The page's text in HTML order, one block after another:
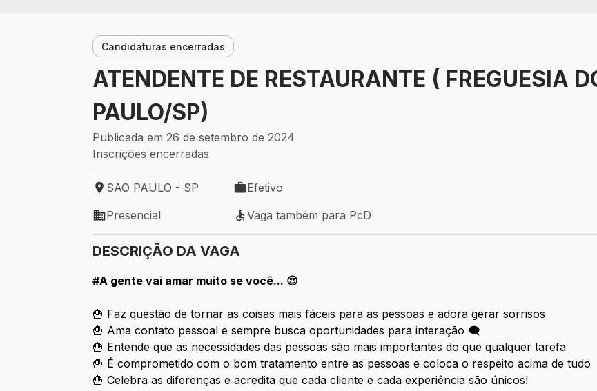
Candidaturas encerradas
ATENDENTE DE RESTAURANTE ( FREGUESIA
PAULO/SP)
Publicada em 26 de setembro de 2024
Inscrições encerradas
Local de trabalho: SAO PAULO - SP
SAO PAULO - SP
Tipo de vaga: Efetivo
Efetivo
Modelo de trabalho: Presencial
Presencial
Vaga também para PcD
Vaga também para PcD
DESCRIÇÃO DA VAGA
#A gente vai amar muito se você... 😍
🍟 Faz questão de tornar as coisas mais fáceis para as pessoas e adora gerar sorrisos
🍟 Ama contato pessoal e sempre busca oportunidades para interação 🗨
🍟 Entende que as necessidades das pessoas são mais importantes do que qualquer tarefa
🍟 É comprometido com o bom tratamento entre as pessoas e coloca o respeito acima de tudo
🍟 Celebra as diferenças e acredita que cada cliente e cada experiência são únicos!